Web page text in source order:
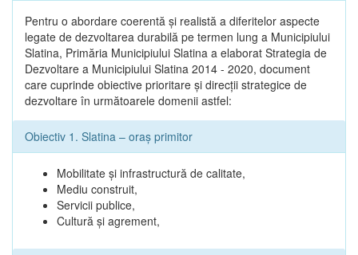
Pentru o abordare coerentă şi realistă a diferitelor aspecte
legate de dezvoltarea durabilă pe termen lung a Municipiului
Slatina, Primăria Municipiului Slatina a elaborat Strategia de
Dezvoltare a Municipiului Slatina 2014 - 2020, document
care cuprinde obiective prioritare şi direcţii strategice de
dezvoltare în următoarele domenii astfel:
Obiectiv 1. Slatina – oraş primitor
Mobilitate şi infrastructură de calitate,
Mediu construit,
Servicii publice,
Cultură şi agrement,